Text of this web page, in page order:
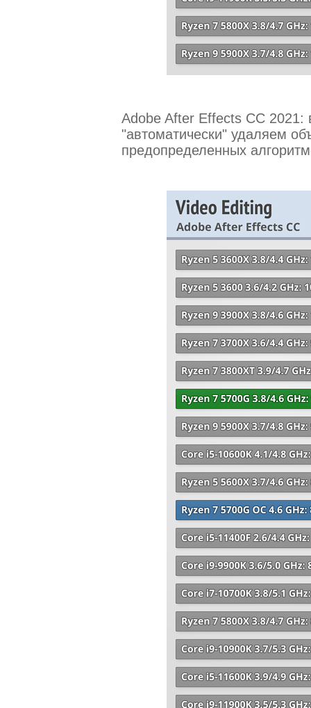
Adobe After Effects CC
"автоматически" удаляем
предопределенных